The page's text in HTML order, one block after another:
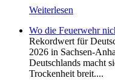
Weiterlesen
Wo die Feuerwehr
Rekordwert für
2026 in Sachsen-
Deutschlands macht
Trockenheit breit....